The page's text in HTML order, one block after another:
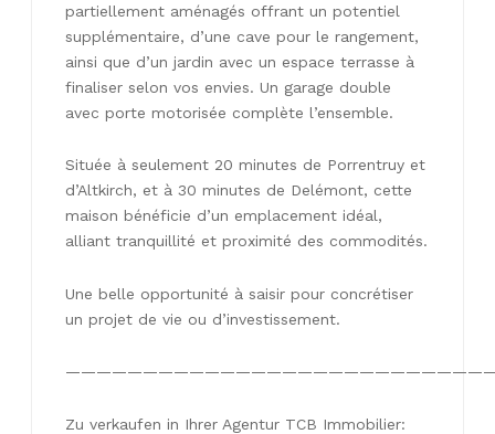
partiellement aménagés offrant un potentiel
supplémentaire, d’une cave pour le rangement,
ainsi que d’un jardin avec un espace terrasse à
finaliser selon vos envies. Un garage double
avec porte motorisée complète l’ensemble.
Située à seulement 20 minutes de Porrentruy et
d’Altkirch, et à 30 minutes de Delémont, cette
maison bénéficie d’un emplacement idéal,
alliant tranquillité et proximité des commodités.
Une belle opportunité à saisir pour concrétiser
un projet de vie ou d’investissement.
Zu verkaufen in Ihrer Agentur TCB Immobilier: